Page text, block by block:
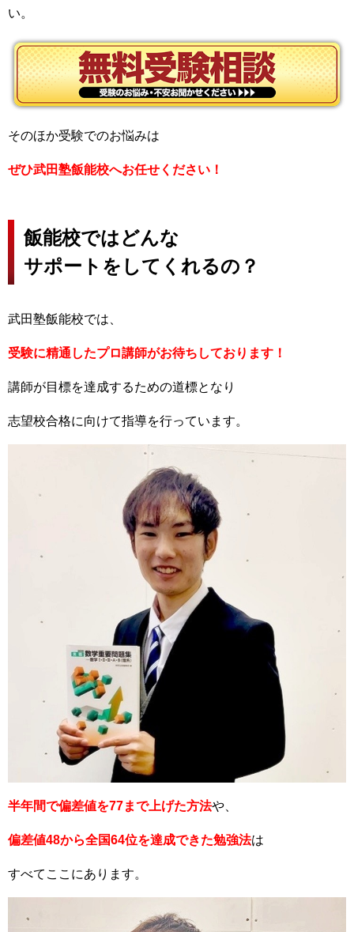
い。
そのほか受験でのお悩みは
ぜひ武田塾飯能校へお任せください！
飯能校ではどんな
サポートをしてくれるの？
武田塾飯能校では、
受験に精通したプロ講師がお待ちしております！
講師が目標を達成するための道標となり
志望校合格に向けて指導を行っています。
半年間で偏差値を77まで上げた方法や、
偏差値48から全国64位を達成できた勉強法は
すべてここにあります。